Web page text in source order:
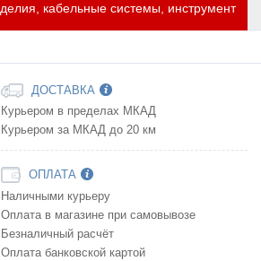
кабельные системы, инструмент
ДОСТАВКА
Курьером в пределах МКАД
Курьером за МКАД до 20 км
ОПЛАТА
Наличными курьеру
Оплата в магазине при самовывозе
Безналичный расчёт
Оплата банковской картой